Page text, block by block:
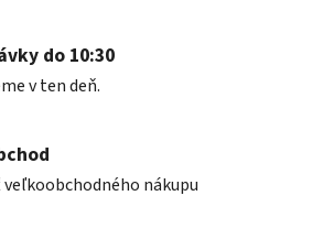
do 10:30
v ten deň.
nákupu